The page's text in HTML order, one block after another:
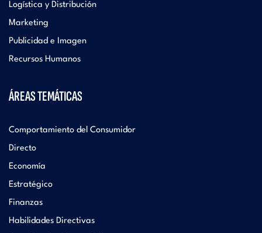
Logística y Distribución
Marketing
Publicidad e Imagen
Recursos Humanos
ÁREAS TEMÁTICAS
Comportamiento del Consumidor
Directo
Economía
Estratégico
Finanzas
Habilidades Directivas